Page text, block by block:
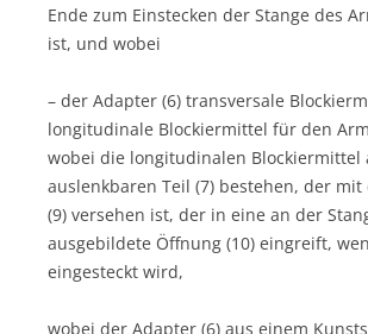
Ende zum Einstecken der Stange des
ist, und wobei
– der Adapter (6) transversale
longitudinale Blockiermittel für den
wobei die longitudinalen Blockiermittel
auslenkbaren Teil (7) bestehen, der mit
(9) versehen ist, der in eine an der
ausgebildete Öffnung (10) eingreift,
eingesteckt wird,
wobei der Adapter (6) aus einem